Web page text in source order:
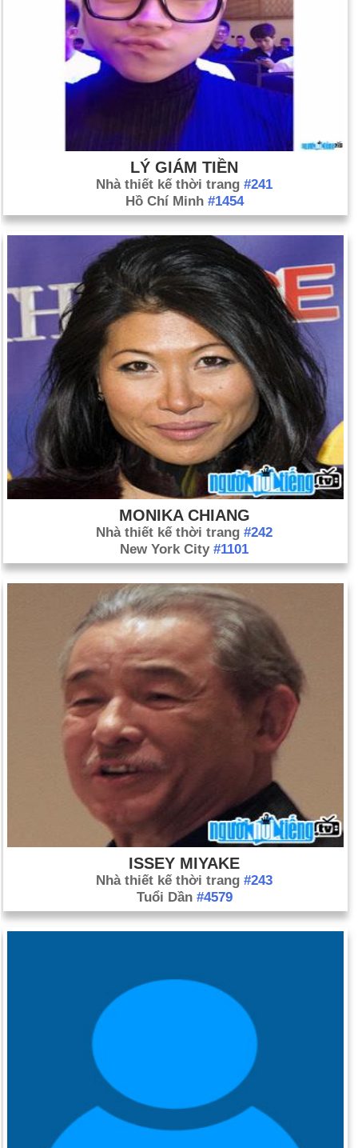
LÝ GIÁM TIỀN
Nhà thiết kế thời trang #241
Hồ Chí Minh #1454
MONIKA CHIANG
Nhà thiết kế thời trang #242
New York City #1101
ISSEY MIYAKE
Nhà thiết kế thời trang #243
Tuổi Dần #4579